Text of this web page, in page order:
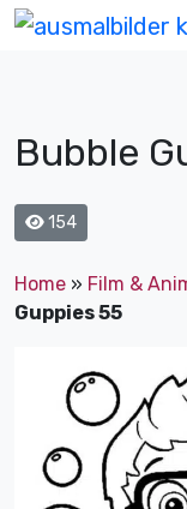
Bubble
154
Home » Film &
Guppies 55